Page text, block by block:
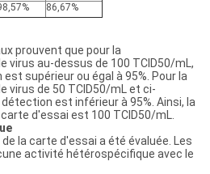
86,67%
prouvent que pour la
virus au-dessus de 100 TCID50/mL,
supérieur ou égal à 95%. Pour la
virus de 50 TCID50/mL et ci-
est inférieur à 95%. Ainsi, la
d'essai est 100 TCID50/mL.
la carte d'essai a été évaluée. Les
activité hétérospécifique avec le